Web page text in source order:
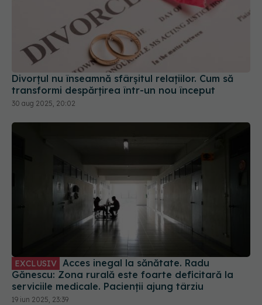
Divorțul nu înseamnă sfârșitul relațiilor. Cum să
transformi despărțirea într-un nou început
30 aug 2025, 20:02
EXCLUSIV
Gănescu: Zona rurală este foarte deficitară la
serviciile medicale. Pacienții ajung târziu
19 iun 2025, 23:39